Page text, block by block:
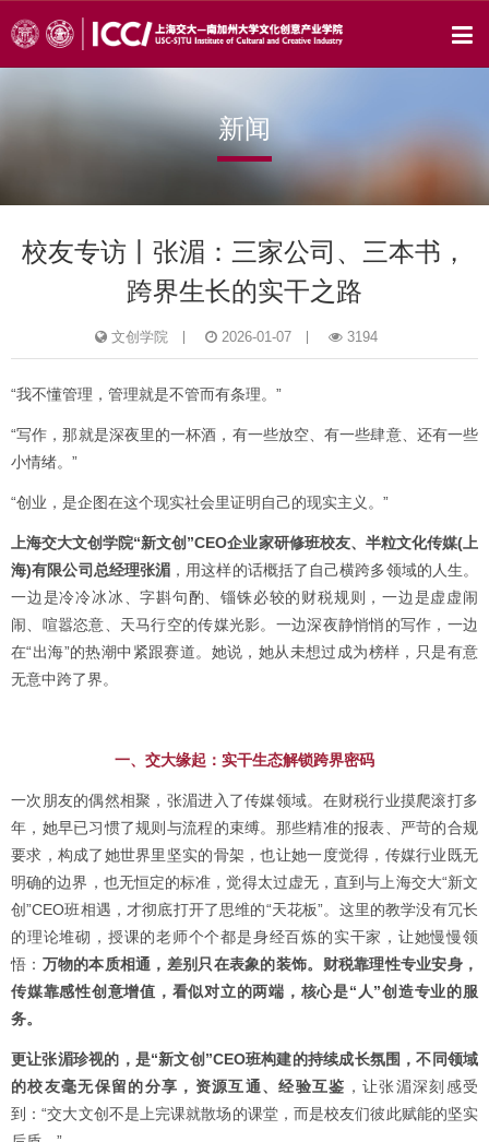
新闻
校友专访丨张湄：三家公司、三本书，
跨界生长的实干之路
文创学院 2026-01-07 3194
“我不懂管理，管理就是不管而有条理。”
“写作，那就是深夜里的一杯酒，有一些放空、有一些肆意、还有一些
小情绪。”
“创业，是企图在这个现实社会里证明自己的现实主义。”
上海交大文创学院“新文创”CEO企业家研修班校友、半粒文化传媒(上
海)有限公司总经理张湄 ，用这样的话概括了自己横跨多领域的人生。
一边是冷冷冰冰、字斟句酌、锱铢必较的财税规则，一边是虚虚闹
闹、喧嚣恣意、天马行空的传媒光影。一边深夜静悄悄的写作，一边
在“出海”的热潮中紧跟赛道。她说，她从未想过成为榜样，只是有意
无意中跨了界。
一、交大缘起：实干生态解锁跨界密码
一次朋友的偶然相聚，张湄进入了传媒领域。在财税行业摸爬滚打多
年，她早已习惯了规则与流程的束缚。那些精准的报表、严苛的合规
要求，构成了她世界里坚实的骨架，也让她一度觉得，传媒行业既无
明确的边界，也无恒定的标准，觉得太过虚无，直到与上海交大“新文
创”CEO班相遇，才彻底打开了思维的“天花板”。这里的教学没有冗长
的理论堆砌，授课的老师个个都是身经百炼的实干家，让她慢慢领
悟： 万物的本质相通，差别只在表象的装饰。财税靠理性专业安身，
传媒靠感性创意增值，看似对立的两端，核心是“人”创造专业的服
务。
更让张湄珍视的，是“新文创”CEO班构建的持续成长氛围，不同领域
的校友毫无保留的分享，资源互通、经验互鉴 ，让张湄深刻感受
到：“交大文创不是上完课就散场的课堂，而是校友们彼此赋能的坚实